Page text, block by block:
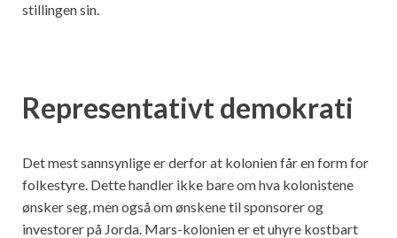
stillingen sin.
Representativt demokrati
Det mest sannsynlige er derfor at kolonien får en form for
folkestyre. Dette handler ikke bare om hva kolonistene
ønsker seg, men også om ønskene til sponsorer og
investorer på Jorda. Mars-kolonien er et uhyre kostbart